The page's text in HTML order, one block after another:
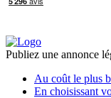
Publiez une annonce
Au coût le plus
En choisissant